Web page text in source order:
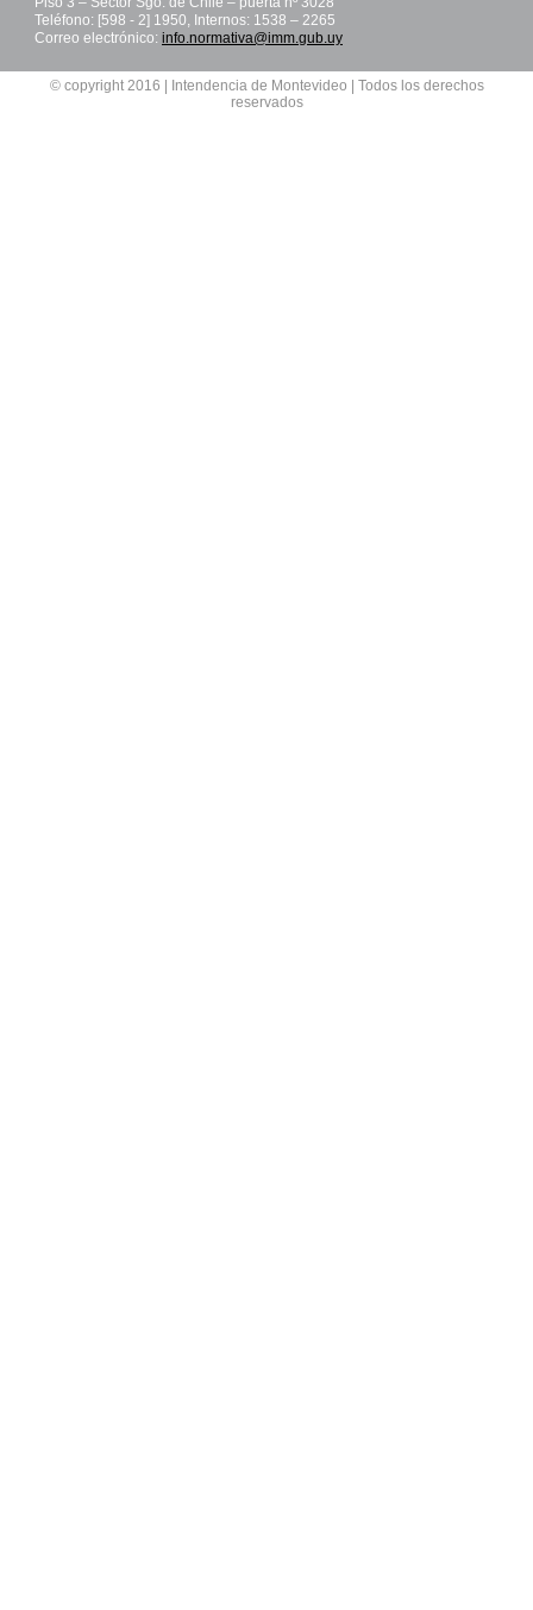
Teléfono: [598 - 2] 1950, Internos: 1538 – 2265
Correo electrónico: info.normativa@imm.gub.uy
© copyright 2016 | Intendencia de Montevideo | Todos los derechos
reservados